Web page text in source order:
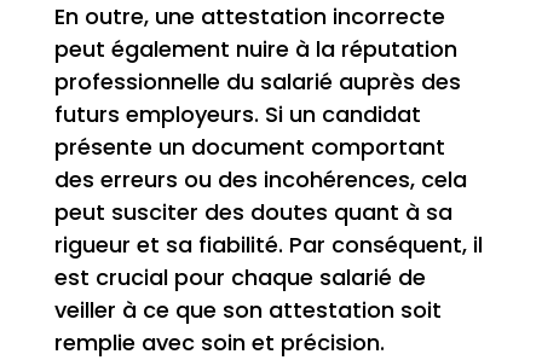
En outre, une attestation incorrecte
peut également nuire à la réputation
professionnelle du salarié auprès des
futurs employeurs. Si un candidat
présente un document comportant
des erreurs ou des incohérences, cela
peut susciter des doutes quant à sa
rigueur et sa fiabilité. Par conséquent, il
est crucial pour chaque salarié de
veiller à ce que son attestation soit
remplie avec soin et précision.